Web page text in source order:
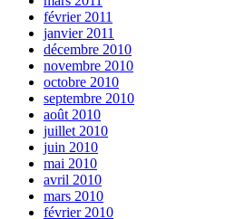
février 2011
janvier 2011
décembre 2010
novembre 2010
octobre 2010
septembre 2010
août 2010
juillet 2010
juin 2010
mai 2010
avril 2010
mars 2010
février 2010